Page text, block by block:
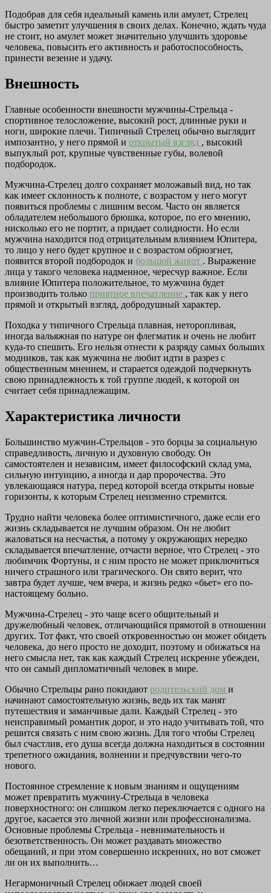
Подобрав для себя идеальный камень или амулет, Стрелец
быстро заметит улучшения в своих делах. Конечно, ждать чуда
не стоит, но амулет может значительно улучшить здоровье
человека, повысить его активность и работоспособность,
принести везение и удачу.
Внешность
Главные особенности внешности мужчины-Стрельца -
спортивное телосложение, высокий рост, длинные руки и
ноги, широкие плечи. Типичный Стрелец обычно выглядит
импозантно, у него прямой и открытый взгляд , высокий
выпуклый рот, крупные чувственные губы, волевой
подбородок.
Мужчина-Стрелец долго сохраняет моложавый вид, но так
как имеет склонность к полноте, с возрастом у него могут
появиться проблемы с лишним весом. Часто он является
обладателем небольшого брюшка, которое, по его мнению,
нисколько его не портит, а придает солидности. Но если
мужчина находится под отрицательным влиянием Юпитера,
то лицо у него будет крупное и с возрастом обрюзгнет,
появится второй подбородок и большой живот . Выражение
лица у такого человека надменное, чересчур важное. Если
влияние Юпитера положительное, то мужчина будет
производить только приятное впечатление , так как у него
прямой и открытый взгляд, добродушный характер.
Походка у типичного Стрельца плавная, неторопливая,
иногда вальяжная по натуре он флегматик и очень не любит
куда-то спешить. Его нельзя отнести к разряду самых больших
модников, так как мужчина не любит идти в разрез с
общественным мнением, и старается одеждой подчеркнуть
свою принадлежность к той группе людей, к которой он
считает себя принадлежащим.
Характеристика личности
Большинство мужчин-Стрельцов - это борцы за социальную
справедливость, личную и духовную свободу. Он
самостоятелен и независим, имеет философский склад ума,
сильную интуицию, а иногда и дар пророчества. Это
увлекающаяся натура, перед которой всегда открыты новые
горизонты, к которым Стрелец неизменно стремится.
Трудно найти человека более оптимистичного, даже если его
жизнь складывается не лучшим образом. Он не любит
жаловаться на несчастья, а потому у окружающих нередко
складывается впечатление, отчасти верное, что Стрелец - это
любимчик Фортуны, и с ним просто не может приключиться
ничего страшного или трагического. Он свято верит, что
завтра будет лучше, чем вчера, и жизнь редко «бьет» его по-
настоящему больно.
Мужчина-Стрелец - это чаще всего общительный и
дружелюбный человек, отличающийся прямотой в отношении
других. Тот факт, что своей откровенностью он может обидеть
человека, до него просто не доходит, поэтому и обижаться на
него смысла нет, так как каждый Стрелец искренне убежден,
что он самый дипломатичный человек в мире.
Обычно Стрельцы рано покидают родительский дом и
начинают самостоятельную жизнь, ведь их так манят
путешествия и заманчивые дали. Каждый Стрелец - это
неисправимый романтик дорог, и это надо учитывать той, что
решится связать с ним свою жизнь. Для того чтобы Стрелец
был счастлив, его душа всегда должна находиться в состоянии
трепетного ожидания, волнении и предчувствии чего-то
нового.
Постоянное стремление к новым знаниям и ощущениям
может превратить мужчину-Стрельца в человека
поверхностного: он слишком легко переключается с одного на
другое, касается это личной жизни или профессионализма.
Основные проблемы Стрельца - невнимательность и
безответственность. Он может раздавать множество
обещаний, и при этом совершенно искренних, но вот сможет
ли он их выполнить…
Негармоничный Стрелец обижает людей своей